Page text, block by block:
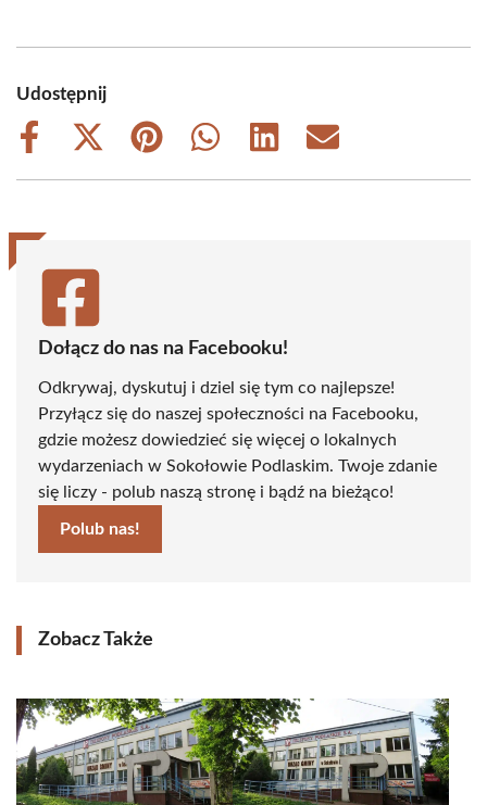
Udostępnij
Share
Facebook
Share
X
Share
Pinterest
Share
WhatsApp
Share
LinkedIn
Share
Email
Dołącz do nas na Facebooku!
Odkrywaj, dyskutuj i dziel się tym co najlepsze!
Przyłącz się do naszej społeczności na Facebooku,
gdzie możesz dowiedzieć się więcej o lokalnych
wydarzeniach w Sokołowie Podlaskim. Twoje zdanie
się liczy - polub naszą stronę i bądź na bieżąco!
Polub nas!
Zobacz Także